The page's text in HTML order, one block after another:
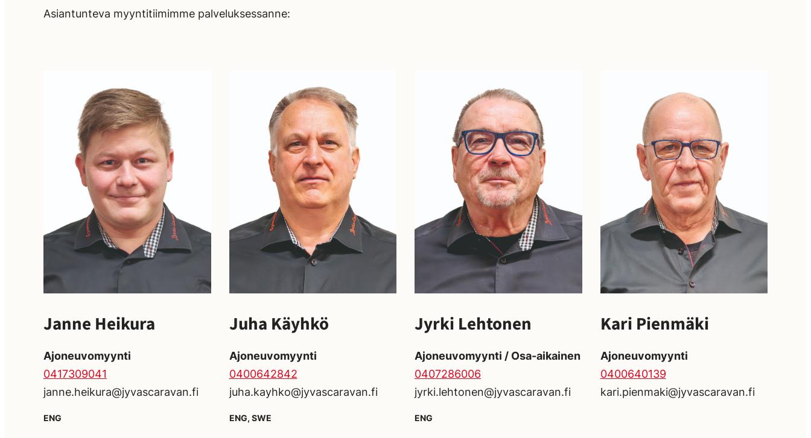
Asiantunteva myyntitiimimme palveluksessanne:
Janne Heikura
Ajoneuvomyynti
0417309041
janne.heikura@jyvascaravan.fi
ENG
Juha Käyhkö
Ajoneuvomyynti
0400642842
juha.kayhko@jyvascaravan.fi
ENG, SWE
Jyrki Lehtonen
Ajoneuvomyynti / Osa-aikainen
0407286006
jyrki.lehtonen@jyvascaravan.fi
ENG
Kari Pienmäki
Ajoneuvomyynti
0400640139
kari.pienmaki@jyvascaravan.fi